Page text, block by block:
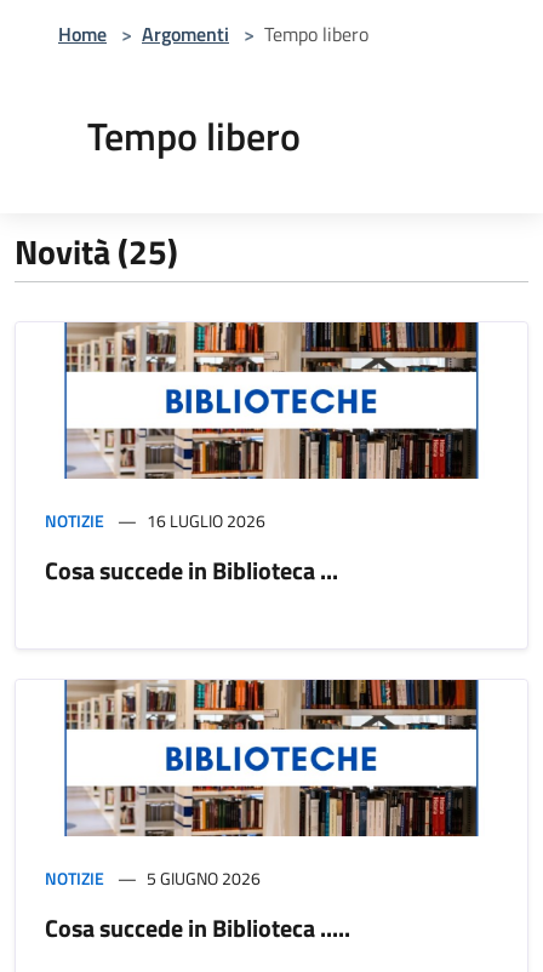
Home > Argomenti > Tempo libero
Tempo libero
Novità (25)
NOTIZIE 16 LUGLIO 2026
Cosa succede in Biblioteca ...
NOTIZIE 5 GIUGNO 2026
Cosa succede in Biblioteca .....